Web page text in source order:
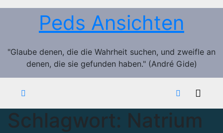
Zum
Peds Ansichten
"Glaube denen, die die Wahrheit suchen, und zweifle an
denen, die sie gefunden haben." (André Gide)
Schlagwort: Natrium